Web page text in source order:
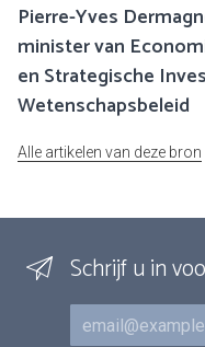
Pierre-Yves
minister van
en Strategische
Wetenschapsbeleid
Alle artikelen van deze bron
Schrijf u in
E-mail